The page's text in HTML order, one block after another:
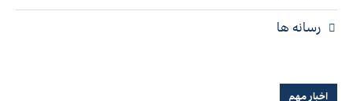
رسانه ها
اخبار مهم